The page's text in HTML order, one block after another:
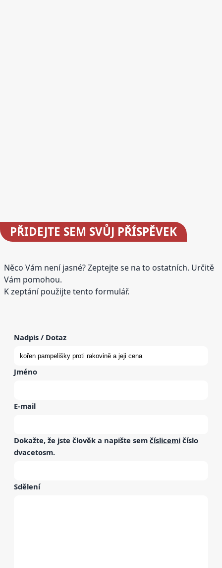
PŘIDEJTE SEM SVŮJ PŘÍSPĚVEK
Něco Vám není jasné? Zeptejte se na to ostatních. Určitě
Vám pomohou.
K zeptání použijte tento formulář.
Nadpis / Dotaz
Jméno
E-mail
Dokažte, že jste člověk a napište sem číslicemi číslo
dvacetosm.
Sdělení